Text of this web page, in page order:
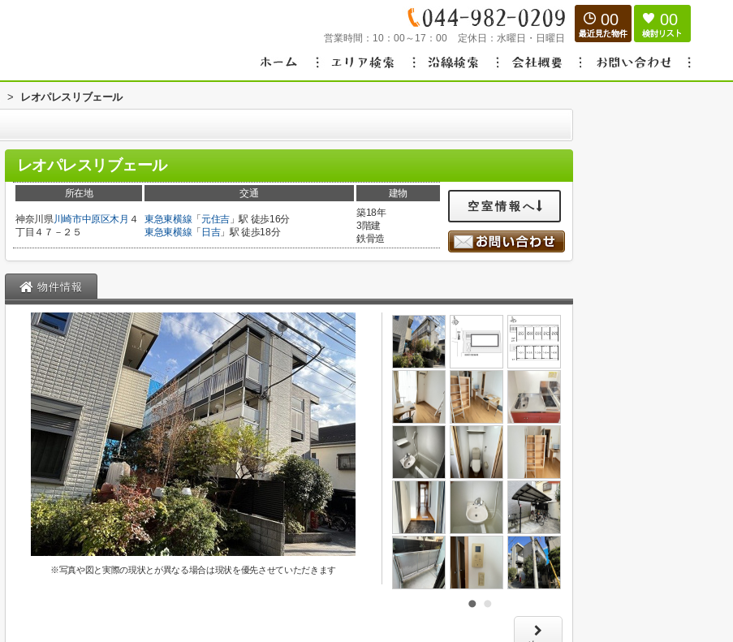
営業時間： 10：00～17：00 定休日： 水曜日・日曜日
00 00
> レオパレスリブェール
レオパレスリブェール
所在地 交通 建物
神奈川県川崎市中原区木月 ４
丁目４７－２５
東急東横線 「 元住吉」駅 徒歩16分
東急東横線 「 日吉」駅 徒歩18分
築18年
3階建
鉄骨造
空室情報へ
物件情報
※写真や図と実際の現状とが異なる場合は現状を優先させていただきます